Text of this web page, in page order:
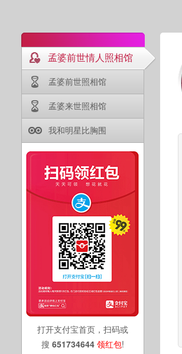
孟婆前世情人照相馆
孟婆前世照相馆
孟婆来世照相馆
我和明星比胸围
打开支付宝首页，扫码或
搜 651734644 领红包!